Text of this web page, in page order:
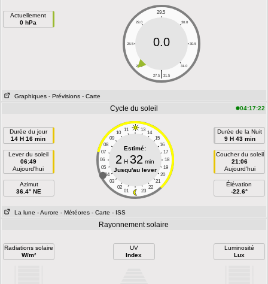
Actuellement
0 hPa
29.5
29.0 30.0
28.5 30.5
28.0 31.0
|
27.5 31.5
0.0
Graphiques - Prévisions - Carte
Cycle du soleil 04:17:22
Durée du jour
14 H 16 min
Lever du soleil
06:49
Aujourd'hui
Azimut
36.4° NE
11 13
10
14
09
15
08
16
07
17
06
18
05
19
04
20
03
21
02
22
01 23
Estimé:
2 H 32 min
Jusqu'au lever
Durée de la Nuit
9 H 43 min
Coucher du soleil
21:06
Aujourd'hui
Élévation
-22.6°
La lune - Aurore - Météores - Carte - ISS
Rayonnement solaire
Radiations solaire
W/m²
UV
Index
Luminosité
Lux